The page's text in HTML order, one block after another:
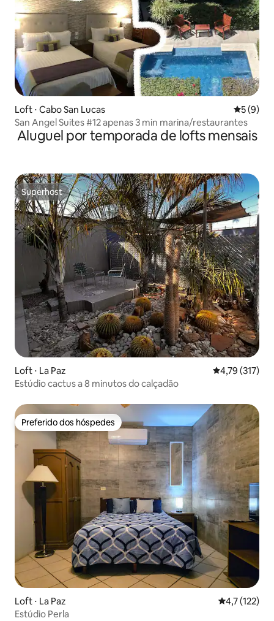
Loft ⋅ Cabo San Lucas 5 de
5 (9)
San Angel Suites #12 apenas 3 min marina/restaurantes
Aluguel por temporada de lofts mensais
Superhost
Superhost
Loft ⋅ La Paz 4,79 de uma
4,79 (317)
Estúdio cactus a 8 minutos do calçadão
Preferido dos hóspedes
Preferido dos hóspedes
Loft ⋅ La Paz 4,7 de uma
4,7 (122)
Estúdio Perla